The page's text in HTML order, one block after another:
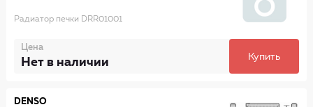
Радиатор печки DRR01001
Цена
Нет в наличии Купить
DENSO